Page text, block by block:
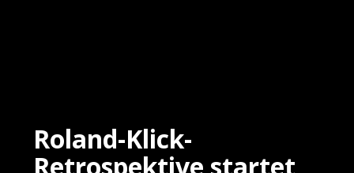
Roland-Klick-